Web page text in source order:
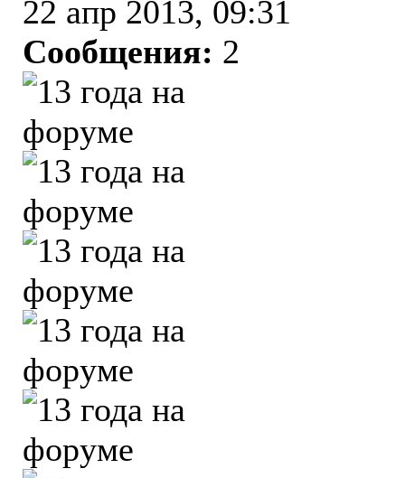
22 апр 2013, 09:31
Сообщения: 2